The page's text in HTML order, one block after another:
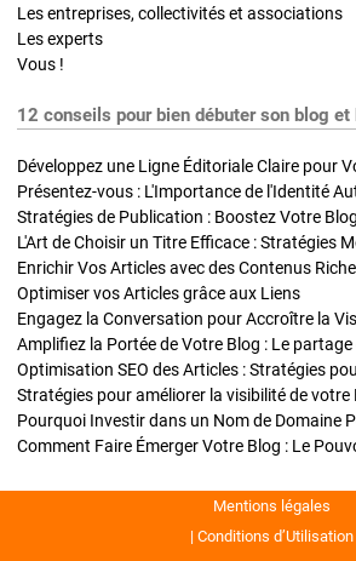
Les entreprises, collectivités et associations
Les experts
Vous !
12 conseils pour bien débuter son blog
Développez une Ligne Éditoriale Claire pour
Présentez-vous : L'Importance de l'Identité
L'Art de Choisir un Titre Efficace : Stratégies
Optimiser vos Articles grâce aux Liens
Engagez la Conversation pour Accroître la
Amplifiez la Portée de Votre Blog : Le
Mentions légales
Conditions d’Utilisation